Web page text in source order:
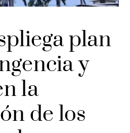
plan
y
la
de los